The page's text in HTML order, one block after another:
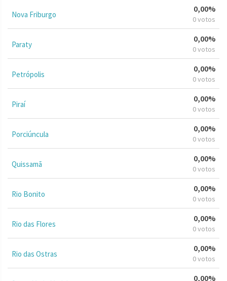
Nova Friburgo
0,00%
0 votos
Paraty
0,00%
0 votos
Petrópolis
0,00%
0 votos
Piraí
0,00%
0 votos
Porciúncula
0,00%
0 votos
Quissamã
0,00%
0 votos
Rio Bonito
0,00%
0 votos
Rio das Flores
0,00%
0 votos
Rio das Ostras
0,00%
0 votos
0,00%